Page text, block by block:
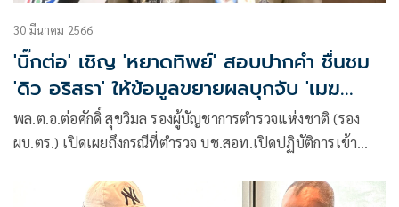
30 มีนาคม 2566
'บิ๊กต่อ' เชิญ 'หยาดทิพย์' สอบปากคำ ชื่นชม
'ดิว อริสรา' ให้ข้อมูลขยายผลบุกจับ 'เมฆ
รามา'
พล.ต.อ.ต่อศักดิ์ สุขวิมล รองผู้บัญชาการตำรวจแห่งชาติ (รอง
ผบ.ตร.) เปิดเผยถึงกรณีที่ตำรวจ บช.สอท.เปิดปฏิบัติการเข้า
รามา สามีของนางแสดงสาวชื่อดัง หยาดทิพย์ ราชปาล